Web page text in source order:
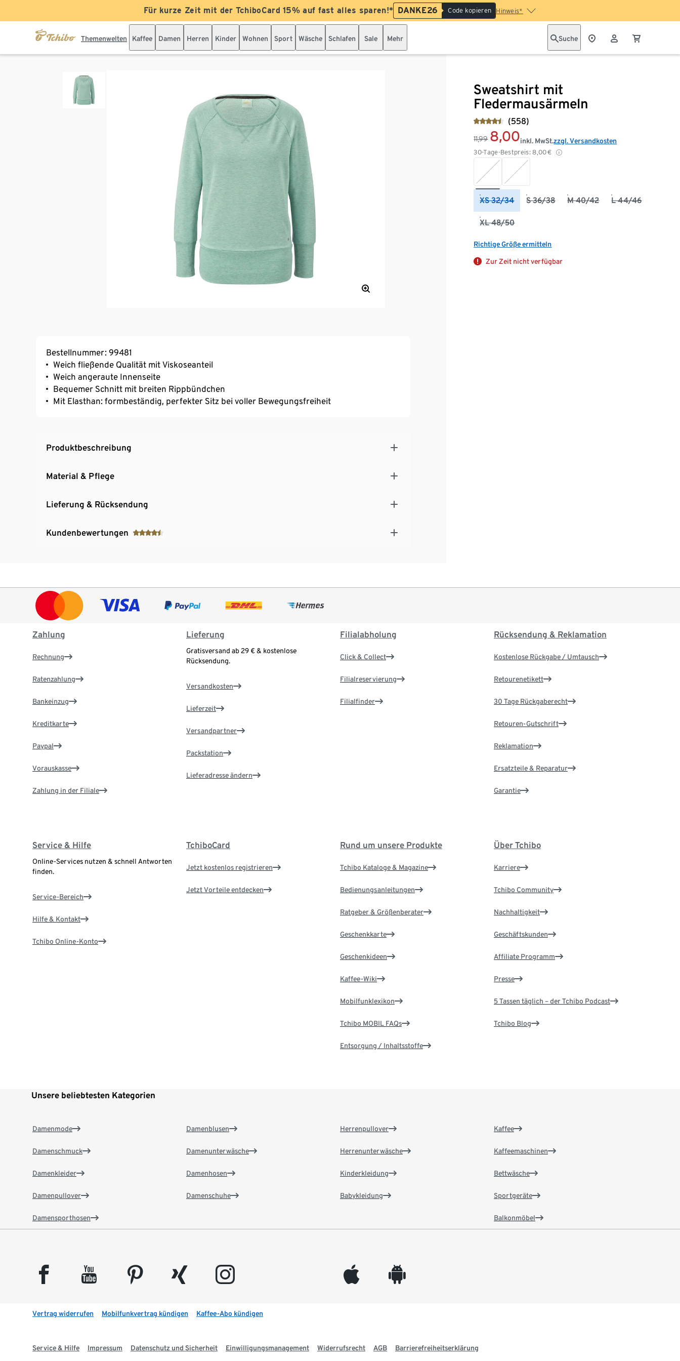
Für kurze Zeit mit der TchiboCard 15% auf fast alles sparen!* DANKE26 Code kopieren Hinweis*
Themenwelten Kaffee Damen Herren Kinder Wohnen Sport Wäsche Schlafen Sale Mehr Suche
Sweatshirt mit
Fledermausärmeln
(558)
11,99 8,00
30-Tage-Bestpreis: 8,00€
inkl. MwSt.zzgl. Versandkosten
XS 32/34 S 36/38 M 40/42 L 44/46
XL 48/50
Richtige Größe ermitteln
Zur Zeit nicht verfügbar
Bestellnummer: 99481
Weich fließende Qualität mit Viskoseanteil
Weich angeraute Innenseite
Bequemer Schnitt mit breiten Rippbündchen
Mit Elasthan: formbeständig, perfekter Sitz bei voller Bewegungsfreiheit
Produktbeschreibung
Material & Pflege
Lieferung & Rücksendung
Kundenbewertungen
Zahlung
Rechnung
Ratenzahlung
Bankeinzug
Kreditkarte
Paypal
Vorauskasse
Zahlung in der Filiale
Lieferung
Gratisversand ab 29 € & kostenlose
Rücksendung.
Versandkosten
Lieferzeit
Versandpartner
Packstation
Lieferadresse ändern
Filialabholung
Click & Collect
Filialreservierung
Filialfinder
Rücksendung & Reklamation
Kostenlose Rückgabe / Umtausch
Retourenetikett
30 Tage Rückgaberecht
Retouren-Gutschrift
Reklamation
Ersatzteile & Reparatur
Garantie
Service & Hilfe
Online-Services nutzen & schnell Antworten
finden.
Service-Bereich
Hilfe & Kontakt
Tchibo Online-Konto
TchiboCard
Jetzt kostenlos registrieren
Jetzt Vorteile entdecken
Rund um unsere Produkte
Tchibo Kataloge & Magazine
Bedienungsanleitungen
Ratgeber & Größenberater
Geschenkkarte
Geschenkideen
Kaffee-Wiki
Mobilfunklexikon
Tchibo MOBIL FAQs
Entsorgung / Inhaltsstoffe
Über Tchibo
Karriere
Tchibo Community
Nachhaltigkeit
Geschäftskunden
Affiliate Programm
Presse
5 Tassen täglich – der Tchibo Podcast
Tchibo Blog
Unsere beliebtesten Kategorien
Damenmode
Damenschmuck
Damenkleider
Damenpullover
Damensporthosen
Damenblusen
Damenunterwäsche
Damenhosen
Damenschuhe
Herrenpullover
Herrenunterwäsche
Kinderkleidung
Babykleidung
Kaffee
Kaffeemaschinen
Bettwäsche
Sportgeräte
Balkonmöbel
facebook youtube pinterest xing instagram appleinc android
Vertrag widerrufen Mobilfunkvertrag kündigen Kaffee-Abo kündigen
Service & Hilfe Impressum Datenschutz und Sicherheit Einwilligungsmanagement Widerrufsrecht AGB Barrierefreiheitserklärung